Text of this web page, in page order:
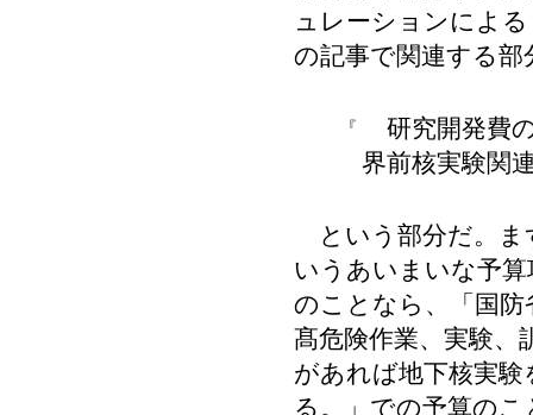
ュレーションによ
の記事で関連する
『
研究開発費
界前核実験関
という部分だ。ま
いうあいまいな予
のことなら、「国
髙危険作業、実験、
があれば地下核実
る。」での予算の